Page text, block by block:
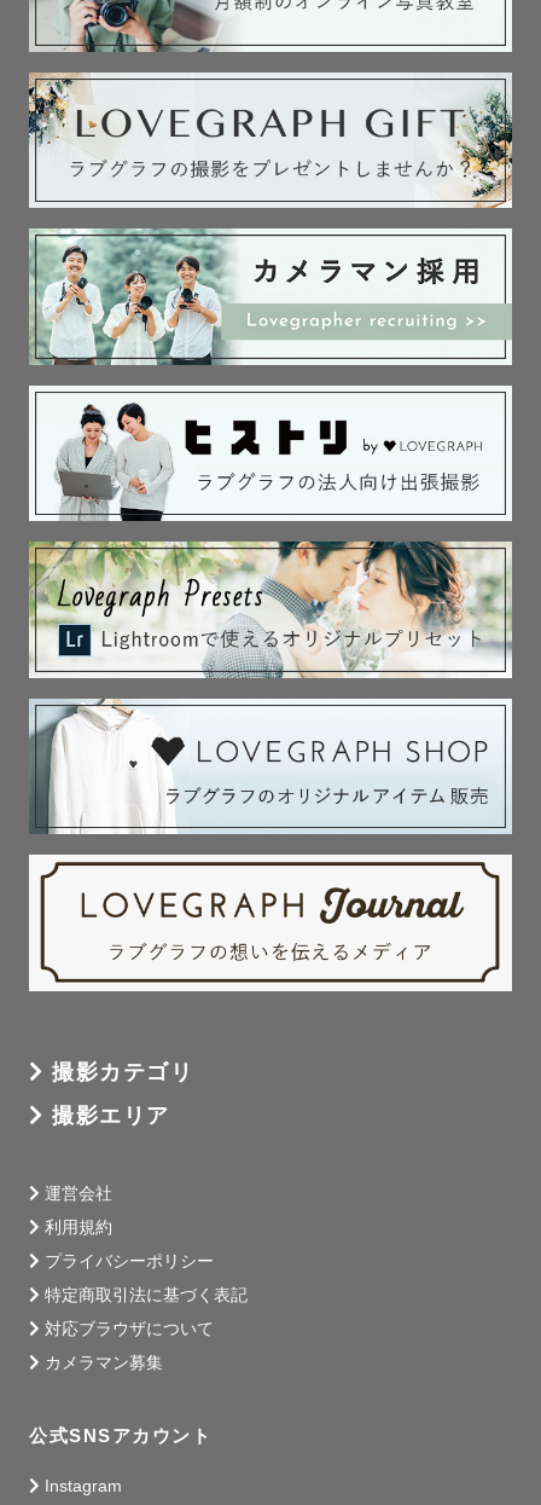
撮影カテゴリ
撮影エリア
運営会社
利用規約
プライバシーポリシー
特定商取引法に基づく表記
対応ブラウザについて
カメラマン募集
公式SNSアカウント
Instagram